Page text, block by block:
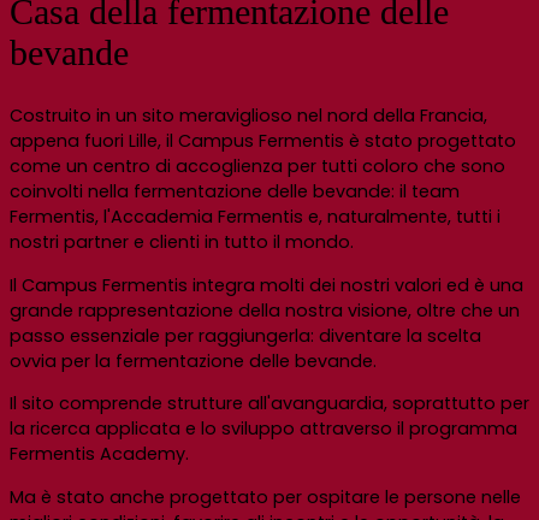
Casa della fermentazione delle
bevande
Costruito in un sito meraviglioso nel nord della Francia,
appena fuori Lille, il Campus Fermentis è stato progettato
come un centro di accoglienza per tutti coloro che sono
coinvolti nella fermentazione delle bevande: il team
Fermentis, l'Accademia Fermentis e, naturalmente, tutti i
nostri partner e clienti in tutto il mondo.
Il Campus Fermentis integra molti dei nostri valori ed è una
grande rappresentazione della nostra visione, oltre che un
passo essenziale per raggiungerla: diventare la scelta
ovvia per la fermentazione delle bevande.
Il sito comprende strutture all'avanguardia, soprattutto per
la ricerca applicata e lo sviluppo attraverso il programma
Fermentis Academy.
Ma è stato anche progettato per ospitare le persone nelle